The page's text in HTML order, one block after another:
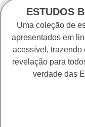
ESTUDOS
Uma coleção de
apresentados em
acessível, trazendo
revelação para
verdade das